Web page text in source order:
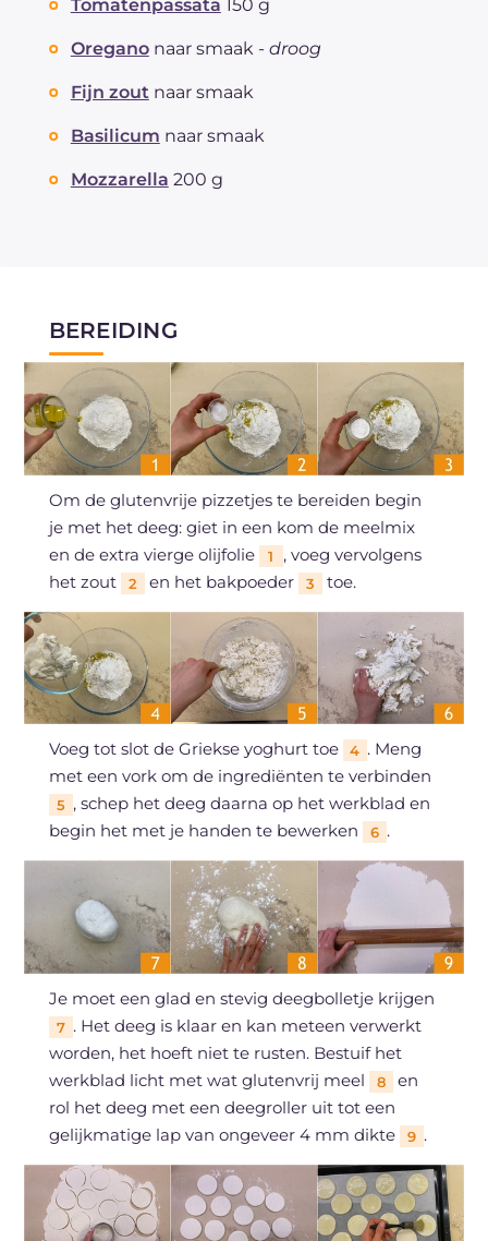
Tomatenpassata 150 g
Oregano naar smaak - droog
Fijn zout naar smaak
Basilicum naar smaak
Mozzarella 200 g
BEREIDING
Om de glutenvrije pizzetjes te bereiden begin
je met het deeg: giet in een kom de meelmix
en de extra vierge olijfolie
1
, voeg vervolgens
het zout
2 en het bakpoeder 3 toe.
Voeg tot slot de Griekse yoghurt toe 4 . Meng
met een vork om de ingrediënten te verbinden
5 , schep het deeg daarna op het werkblad en
begin het met je handen te bewerken
6 .
Je moet een glad en stevig deegbolletje krijgen
7 . Het deeg is klaar en kan meteen verwerkt
worden, het hoeft niet te rusten. Bestuif het
werkblad licht met wat glutenvrij meel
8
en
rol het deeg met een deegroller uit tot een
gelijkmatige lap van ongeveer 4 mm dikte
9 .